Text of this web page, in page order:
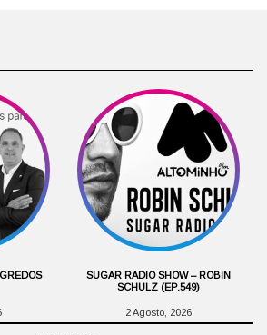
SUGAR RADIO SHOW – ROBIN
SCHULZ (EP.549)
2 Agosto, 2026